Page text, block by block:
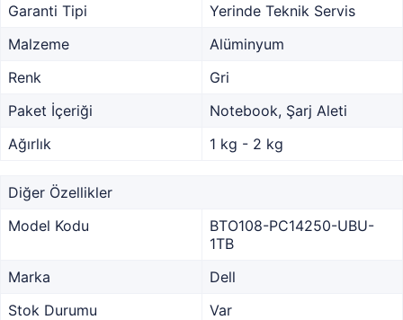
Garanti Tipi
Yerinde Teknik Servis
Malzeme
Alüminyum
Renk
Gri
Paket İçeriği
Notebook, Şarj Aleti
Ağırlık
1 kg - 2 kg
Diğer Özellikler
Model Kodu
BTO108-PC14250-UBU-
1TB
Marka
Dell
Stok Durumu
Var